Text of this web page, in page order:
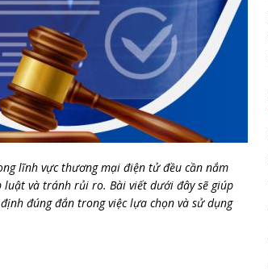
lĩnh vực thương mại điện tử đều cần nắm
và tránh rủi ro. Bài viết dưới đây sẽ giúp
đúng đắn trong việc lựa chọn và sử dụng